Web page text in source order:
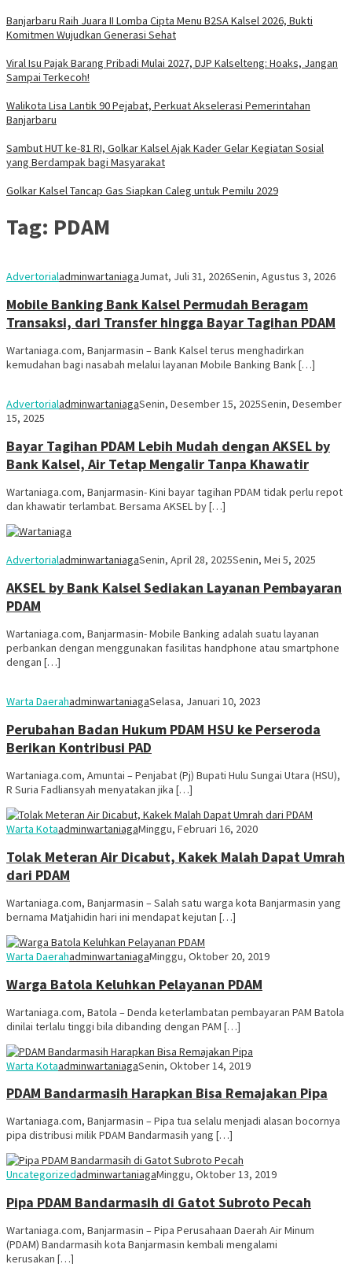
Banjarbaru Raih Juara II Lomba Cipta Menu B2SA Kalsel 2026, Bukti
Komitmen Wujudkan Generasi Sehat
Viral Isu Pajak Barang Pribadi Mulai 2027, DJP Kalselteng: Hoaks, Jangan
Sampai Terkecoh!
Walikota Lisa Lantik 90 Pejabat, Perkuat Akselerasi Pemerintahan
Banjarbaru
Sambut HUT ke-81 RI, Golkar Kalsel Ajak Kader Gelar Kegiatan Sosial
yang Berdampak bagi Masyarakat
Golkar Kalsel Tancap Gas Siapkan Caleg untuk Pemilu 2029
Tag: PDAM
AdvertorialadminwartaniagaJumat, Juli 31, 2026Senin, Agustus 3, 2026
Mobile Banking Bank Kalsel Permudah Beragam
Transaksi, dari Transfer hingga Bayar Tagihan PDAM
Wartaniaga.com, Banjarmasin – Bank Kalsel terus menghadirkan
kemudahan bagi nasabah melalui layanan Mobile Banking Bank […]
AdvertorialadminwartaniagaSenin, Desember 15, 2025Senin, Desember
15, 2025
Bayar Tagihan PDAM Lebih Mudah dengan AKSEL by
Bank Kalsel, Air Tetap Mengalir Tanpa Khawatir
Wartaniaga.com, Banjarmasin- Kini bayar tagihan PDAM tidak perlu repot
dan khawatir terlambat. Bersama AKSEL by […]
AdvertorialadminwartaniagaSenin, April 28, 2025Senin, Mei 5, 2025
AKSEL by Bank Kalsel Sediakan Layanan Pembayaran
PDAM
Wartaniaga.com, Banjarmasin- Mobile Banking adalah suatu layanan
perbankan dengan menggunakan fasilitas handphone atau smartphone
dengan […]
Warta DaerahadminwartaniagaSelasa, Januari 10, 2023
Perubahan Badan Hukum PDAM HSU ke Perseroda
Berikan Kontribusi PAD
Wartaniaga.com, Amuntai – Penjabat (Pj) Bupati Hulu Sungai Utara (HSU),
R Suria Fadliansyah menyatakan jika […]
Warta KotaadminwartaniagaMinggu, Februari 16, 2020
Tolak Meteran Air Dicabut, Kakek Malah Dapat Umrah
dari PDAM
Wartaniaga.com, Banjarmasin – Salah satu warga kota Banjarmasin yang
bernama Matjahidin hari ini mendapat kejutan […]
Warta DaerahadminwartaniagaMinggu, Oktober 20, 2019
Warga Batola Keluhkan Pelayanan PDAM
Wartaniaga.com, Batola – Denda keterlambatan pembayaran PAM Batola
dinilai terlalu tinggi bila dibanding dengan PAM […]
Warta KotaadminwartaniagaSenin, Oktober 14, 2019
PDAM Bandarmasih Harapkan Bisa Remajakan Pipa
Wartaniaga.com, Banjarmasin – Pipa tua selalu menjadi alasan bocornya
pipa distribusi milik PDAM Bandarmasih yang […]
UncategorizedadminwartaniagaMinggu, Oktober 13, 2019
Pipa PDAM Bandarmasih di Gatot Subroto Pecah
Wartaniaga.com, Banjarmasin – Pipa Perusahaan Daerah Air Minum
(PDAM) Bandarmasih kota Banjarmasin kembali mengalami
kerusakan […]